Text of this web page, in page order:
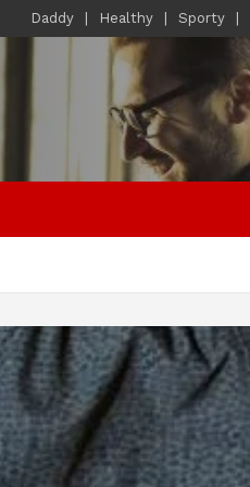
Daddy Healthy Sporty